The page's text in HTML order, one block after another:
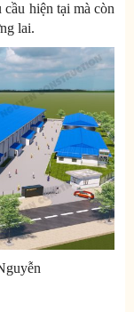
hiện tại mà còn
lai.